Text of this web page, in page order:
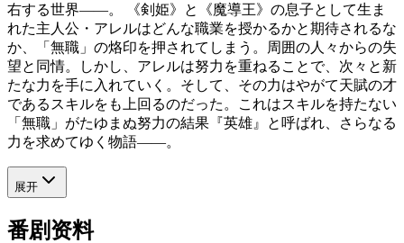
右する世界――。 《剣姫》と《魔導王》の息子として生ま
れた主人公・アレルはどんな職業を授かるかと期待されるな
か、「無職」の烙印を押されてしまう。周囲の人々からの失
望と同情。しかし、アレルは努力を重ねることで、次々と新
たな力を手に入れていく。そして、その力はやがて天賦の才
であるスキルをも上回るのだった。これはスキルを持たない
「無職」がたゆまぬ努力の結果『英雄』と呼ばれ、さらなる
力を求めてゆく物語――。
展开
番剧资料